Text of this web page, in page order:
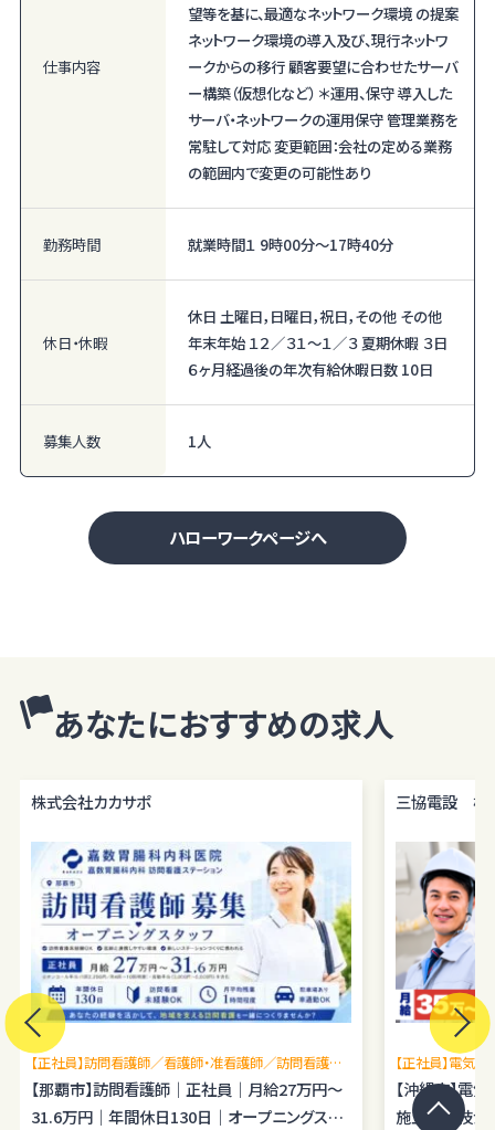
仕事内容
望等を基に、最適なネットワーク環境 の提案
ネットワーク環境の導入及び、現行ネットワ
ークからの移行 顧客要望に合わせたサーバ
ー構築（仮想化など） ＊運用、保守 導入した
サーバ・ネットワークの運用保守 管理業務を
常駐して対応 変更範囲：会社の定める業務
の範囲内で変更の可能性あり
勤務時間 就業時間１ 9時00分〜17時40分
休日・休暇
休日 土曜日，日曜日，祝日，その他 その他
年末年始 １２／３１～１／３ 夏期休暇 ３日
６ヶ月経過後の年次有給休暇日数 10日
募集人数 1人
ハローワークページへ
あなたにおすすめの求人
株式会社カカサポ
【正社員】訪問看護師／看護師・准看護師／訪問看護未
経験OK／月平均残業1時間程度／駐車場あり
【那覇市】訪問看護師｜正社員｜月給27万円～
31.6万円｜年間休日130日｜オープニングスタ
三協電設 株
【正社員】電気
理経験を広げら
【沖縄市】電
施工管理技